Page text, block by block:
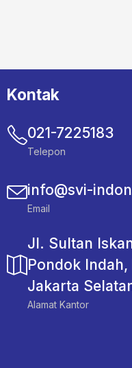
Kontak
021-7225183
Telepon
info@svi-
Email
Jl. Sultan
Pondok
Jakarta
Alamat Kantor